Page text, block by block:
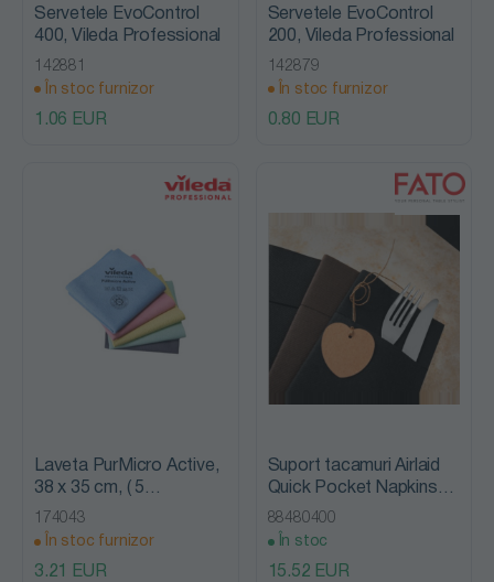
Servetele EvoControl
400, Vileda Professional
142881
În stoc furnizor
1.06 EUR
Servetele EvoControl
200, Vileda Professional
142879
În stoc furnizor
0.80 EUR
Laveta PurMicro Active,
38 x 35 cm, ( 5
bucati/set), Vileda
Professional
174043
În stoc furnizor
3.21 EUR
Suport tacamuri Airlaid
Quick Pocket Napkins
40x40 cm, Black 50
bucati/set, Fato
88480400
În stoc
15.52 EUR